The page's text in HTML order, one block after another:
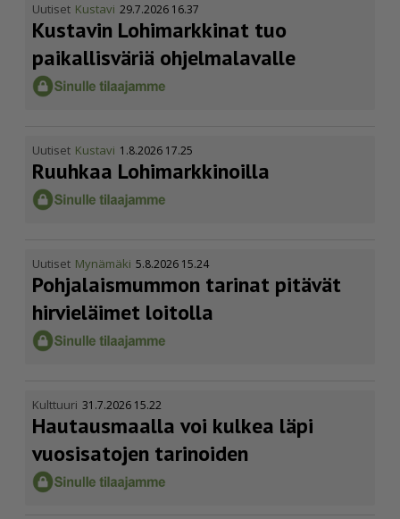
Uutiset Kustavi 29.7.2026 16.37
Kustavin Lohimarkkinat tuo
paikallisväriä ohjelmalavalle
Uutiset Kustavi 1.8.2026 17.25
Ruuhkaa Lohimark­ki­noilla
Uutiset Mynämäki 5.8.2026 15.24
Pohja­lais­mummon tarinat pitävät
hirvieläimet loitolla
Kulttuuri 31.7.2026 15.22
Hautausmaalla voi kulkea läpi
vuosisatojen tarinoiden